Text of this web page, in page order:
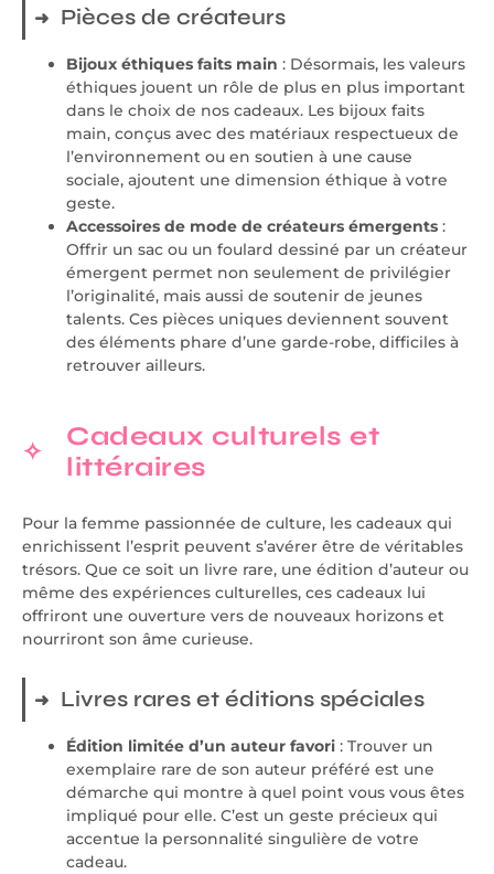
Pièces de créateurs
Bijoux éthiques faits main : Désormais, les valeurs
éthiques jouent un rôle de plus en plus important
dans le choix de nos cadeaux. Les bijoux faits
main, conçus avec des matériaux respectueux de
l’environnement ou en soutien à une cause
sociale, ajoutent une dimension éthique à votre
geste.
Accessoires de mode de créateurs émergents :
Offrir un sac ou un foulard dessiné par un créateur
émergent permet non seulement de privilégier
l’originalité, mais aussi de soutenir de jeunes
talents. Ces pièces uniques deviennent souvent
des éléments phare d’une garde-robe, difficiles à
retrouver ailleurs.
Cadeaux culturels et
littéraires
Pour la femme passionnée de culture, les cadeaux qui
enrichissent l’esprit peuvent s’avérer être de véritables
trésors. Que ce soit un livre rare, une édition d’auteur ou
même des expériences culturelles, ces cadeaux lui
offriront une ouverture vers de nouveaux horizons et
nourriront son âme curieuse.
Livres rares et éditions spéciales
Édition limitée d’un auteur favori : Trouver un
exemplaire rare de son auteur préféré est une
démarche qui montre à quel point vous vous êtes
impliqué pour elle. C’est un geste précieux qui
accentue la personnalité singulière de votre
cadeau.